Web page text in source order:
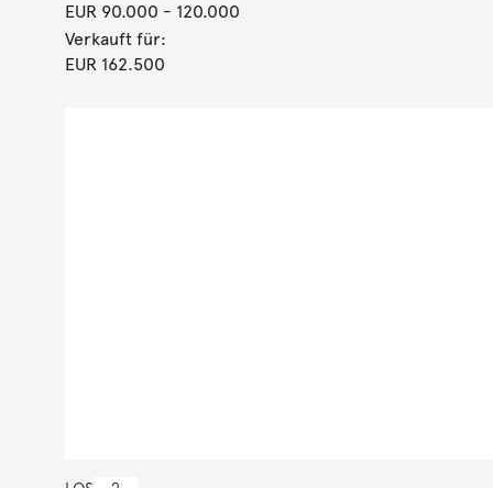
EUR 90.000 - 120.000
Verkauft für:
EUR 162.500